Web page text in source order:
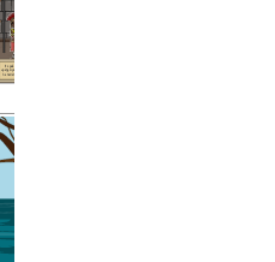
Ito pala'y pakana ng hari
upang siya ay madakip at muli
na naman siyang nakatakas.